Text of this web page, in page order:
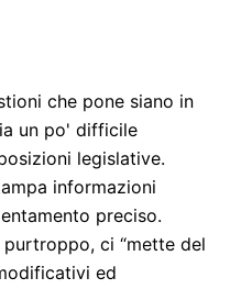
che pone siano in
un po' difficile
legislative.
informazioni
preciso.
ci “mette del
ed